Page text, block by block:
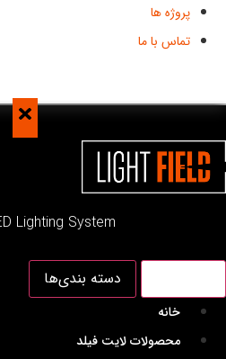
پروژه ها
تماس با ما
Lighting System
دسته بندی‌ها
خانه
محصولات لایت فیلد